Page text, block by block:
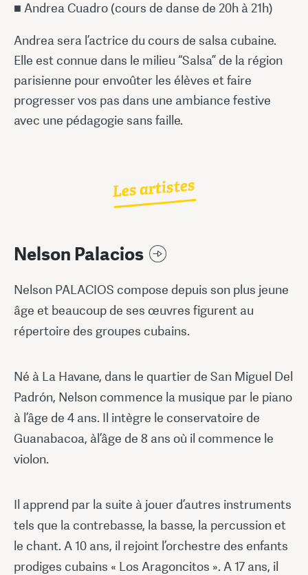
■ Andrea Cuadro (cours de danse de 20h à 21h)
Andrea sera l’actrice du cours de salsa cubaine.
Elle est connue dans le milieu “Salsa” de la région
parisienne pour envoûter les élèves et faire
progresser vos pas dans une ambiance festive
avec une pédagogie sans faille.
Les artistes
Nelson Palacios
Nelson PALACIOS compose depuis son plus jeune
âge et beaucoup de ses œuvres figurent au
répertoire des groupes cubains.
Né à La Havane, dans le quartier de San Miguel Del
Padrón, Nelson commence la musique par le piano
à l’âge de 4 ans. Il intègre le conservatoire de
Guanabacoa, àl’âge de 8 ans où il commence le
violon.
Il apprend par la suite à jouer d’autres instruments
tels que la contrebasse, la basse, la percussion et
le chant. A 10 ans, il rejoint l’orchestre des enfants
prodiges cubains « Los Aragoncitos ». A 17 ans, il